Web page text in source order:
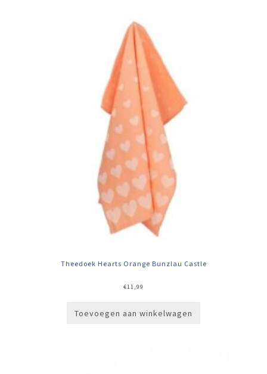
Theedoek Hearts Orange Bunzlau Castle
€11,99
Toevoegen aan winkelwagen